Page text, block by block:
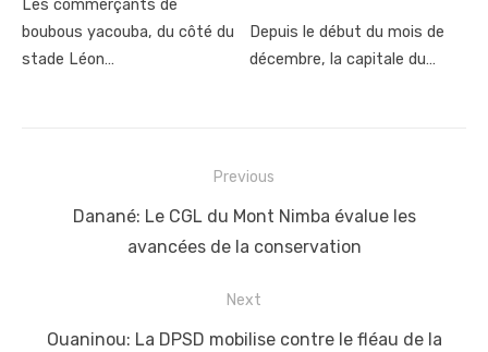
Les commerçants de
boubous yacouba, du côté du
stade Léon…
Depuis le début du mois de
décembre, la capitale du…
navigation
Previous
PreviousDanané: Le CGL du Mont Nimba évalue les
avancées de la conservation
Next
Next
Ouaninou: La DPSD mobilise contre le fléau de la